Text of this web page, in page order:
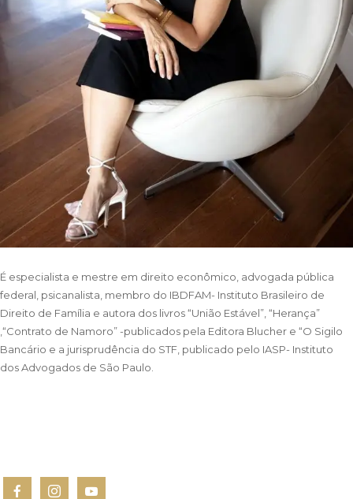
É especialista e mestre em direito econômico, advogada pública
federal, psicanalista, membro do IBDFAM- Instituto Brasileiro de
Direito de Família e autora dos livros “União Estável”, “Herança”
,“Contrato de Namoro” -publicados pela Editora Blucher e “O Sigilo
Bancário e a jurisprudência do STF, publicado pelo IASP- Instituto
dos Advogados de São Paulo.